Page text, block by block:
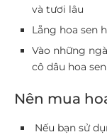
và tươi lâu
Lẵng hoa sen
Vào những
cô dâu hoa
Nên mua
Nếu bạn sử